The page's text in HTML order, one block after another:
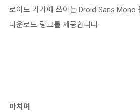
로이드 기기에 쓰이는 Droid Sans Mono
다운로드 링크를 제공합니다.
마치며